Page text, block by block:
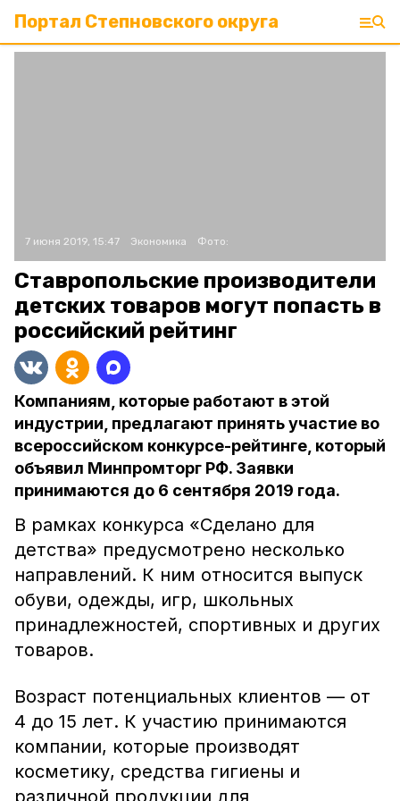
Портал Степновского округа
7 июня 2019, 15:47 Экономика Фото:
Ставропольские производители
детских товаров могут попасть в
российский рейтинг
Компаниям, которые работают в этой
индустрии, предлагают принять участие во
всероссийском конкурсе-рейтинге, который
объявил Минпромторг РФ. Заявки
принимаются до 6 сентября 2019 года.
В рамках конкурса «Сделано для
детства» предусмотрено несколько
направлений. К ним относится выпуск
обуви, одежды, игр, школьных
принадлежностей, спортивных и других
товаров.
Возраст потенциальных клиентов — от
4 до 15 лет. К участию принимаются
компании, которые производят
косметику, средства гигиены и
различной продукции для